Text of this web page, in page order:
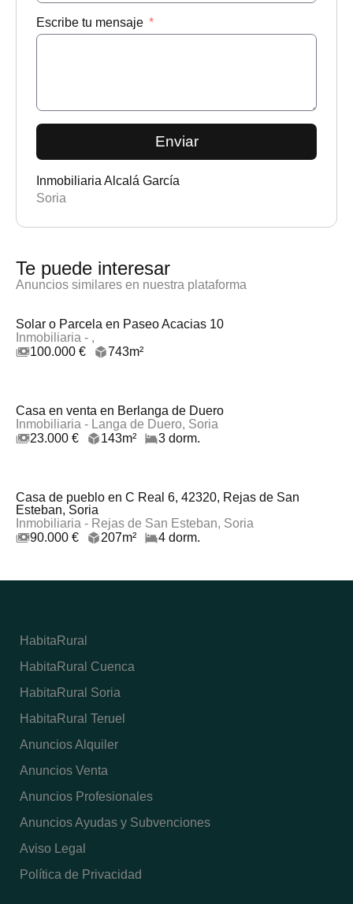
Escribe tu mensaje
Enviar
Inmobiliaria Alcalá García
Soria
Te puede interesar
Anuncios similares en nuestra plataforma
Solar o Parcela en Paseo Acacias 10
Inmobiliaria - ,
100.000 €
743m²
Casa en venta en Berlanga de Duero
Inmobiliaria - Langa de Duero, Soria
23.000 €
143m² 3 dorm.
Casa de pueblo en C Real 6, 42320, Rejas de San
Esteban, Soria
Inmobiliaria - Rejas de San Esteban, Soria
90.000 €
207m² 4 dorm.
HabitaRural
HabitaRural Cuenca
HabitaRural Soria
HabitaRural Teruel
Anuncios Alquiler
Anuncios Venta
Anuncios Profesionales
Anuncios Ayudas y Subvenciones
Aviso Legal
Política de Privacidad